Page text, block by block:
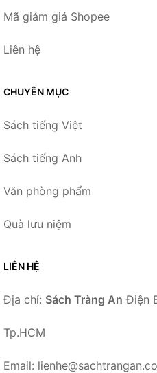
Mã giảm giá Shopee
Liên hệ
CHUYÊN MỤC
Sách tiếng Việt
Sách tiếng Anh
Văn phòng phẩm
Quà lưu niệm
LIÊN HỆ
Địa chỉ: Sách Tràng An Điện
Tp.HCM
Email: